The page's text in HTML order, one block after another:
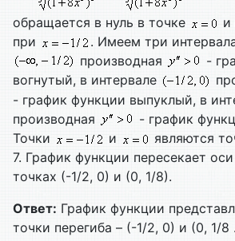
обращается в нуль в точке
и
при
. Имеем три
производная
-
вогнутый, в интервале
- график функции выпуклый, в
производная
- график
Точки
и
являются
7. График функции пересекает
точках (-1/2, 0) и (0, 1/8).
Ответ: График функции
точки перегиба – (-1/2, 0) и (0, 1/8 .